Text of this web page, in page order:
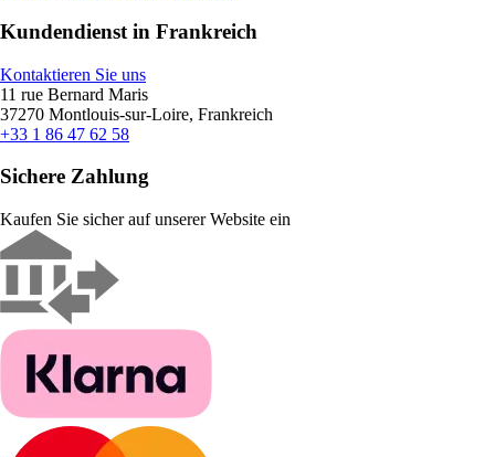
Kundendienst in Frankreich
Kontaktieren Sie uns
11 rue Bernard Maris
37270 Montlouis-sur-Loire, Frankreich
+33 1 86 47 62 58
Sichere Zahlung
Kaufen Sie sicher auf unserer Website ein